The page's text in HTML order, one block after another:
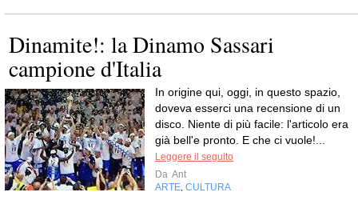
Dinamite!: la Dinamo Sassari
campione d'Italia
In origine qui, oggi, in questo spazio,
doveva esserci una recensione di un
disco. Niente di più facile: l'articolo era
già bell'e pronto. E che ci vuole!...
Leggere il seguito
Da Ant
ARTE CULTURA